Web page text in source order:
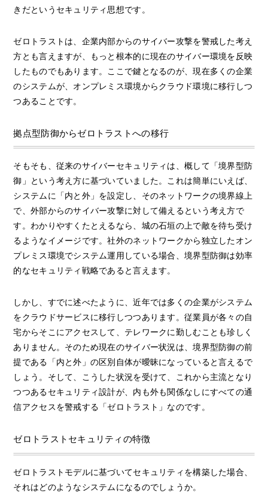
きだというセキュリティ思想です。
ゼロトラストは、企業内部からのサイバー攻撃を警戒した考え
方とも言えますが、もっと根本的に現在のサイバー環境を反映
したものでもあります。ここで鍵となるのが、現在多くの企業
のシステムが、オンプレミス環境からクラウド環境に移行しつ
つあることです。
拠点型防御からゼロトラストへの移行
そもそも、従来のサイバーセキュリティは、概して「境界型防
御」という考え方に基づいていました。これは簡単にいえば、
システムに「内と外」を設定し、そのネットワークの境界線上
で、外部からのサイバー攻撃に対して備えるという考え方で
す。わかりやすくたとえるなら、城の石垣の上で敵を待ち受け
るようなイメージです。社外のネットワークから独立したオン
プレミス環境でシステム運用している場合、境界型防御は効率
的なセキュリティ戦略であると言えます。
しかし、すでに述べたように、近年では多くの企業がシステム
をクラウドサービスに移行しつつあります。従業員が各々の自
宅からそこにアクセスして、テレワークに勤しむことも珍しく
ありません。そのため現在のサイバー状況は、境界型防御の前
提である「内と外」の区別自体が曖昧になっていると言えるで
しょう。そして、こうした状況を受けて、これから主流となり
つつあるセキュリティ設計が、内も外も関係なしにすべての通
信アクセスを警戒する「ゼロトラスト」なのです。
ゼロトラストセキュリティの特徴
ゼロトラストモデルに基づいてセキュリティを構築した場合、
それはどのようなシステムになるのでしょうか。